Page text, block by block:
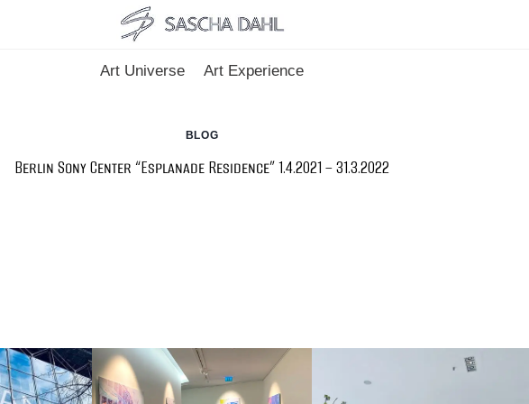
Art Universe Art Experience
BLOG
Berlin Sony Center “Esplanade Residence” 1.4.2021 – 31.3.2022